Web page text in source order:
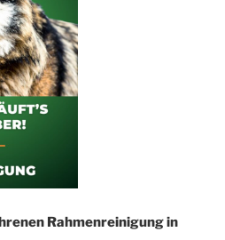
Rahmenreinigung in